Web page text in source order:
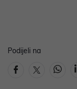
Podijeli na